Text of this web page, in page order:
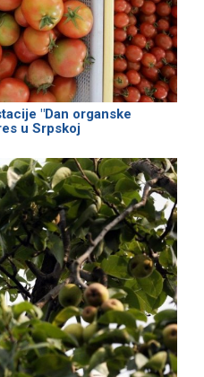
"Dan organske
u Srpskoj